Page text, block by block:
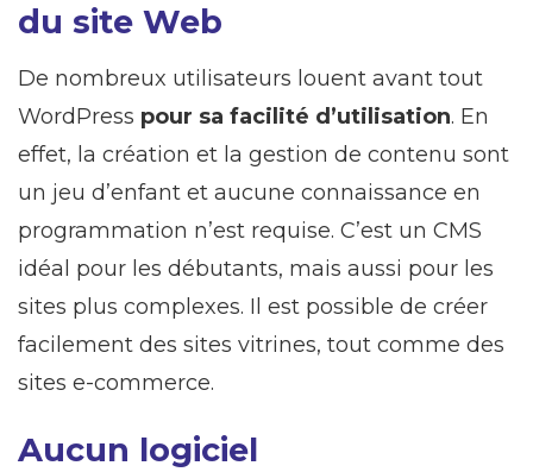
du site Web
De nombreux utilisateurs louent avant tout
WordPress pour sa facilité d’utilisation. En
effet, la création et la gestion de contenu sont
un jeu d’enfant et aucune connaissance en
programmation n’est requise. C’est un CMS
idéal pour les débutants, mais aussi pour les
sites plus complexes. Il est possible de créer
facilement des sites vitrines, tout comme des
sites e-commerce.
Aucun logiciel